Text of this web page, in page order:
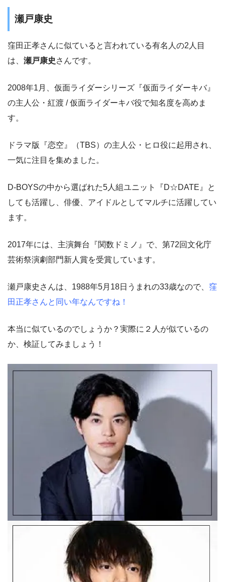
瀬戸康史
窪田正孝さんに似ていると言われている有名人の2人目
は、 瀬戸康史 さんです。
2008年1月、仮面ライダーシリーズ『仮面ライダーキバ』
の主人公・紅渡 / 仮面ライダーキバ役で知名度を高めま
す。
ドラマ版『恋空』（TBS）の主人公・ヒロ役に起用され、
一気に注目を集めました。
D-BOYSの中から選ばれた5人組ユニット『D☆DATE』と
しても活躍し、俳優、アイドルとしてマルチに活躍してい
ます。
2017年には、主演舞台『関数ドミノ』で、第72回文化庁
芸術祭演劇部門新人賞を受賞しています。
瀬戸康史さんは、1988年5月18日うまれの33歳なので、 窪
田正孝さんと同い年なんですね！
本当に似ているのでしょうか？実際に２人が似ているの
か、検証してみましょう！